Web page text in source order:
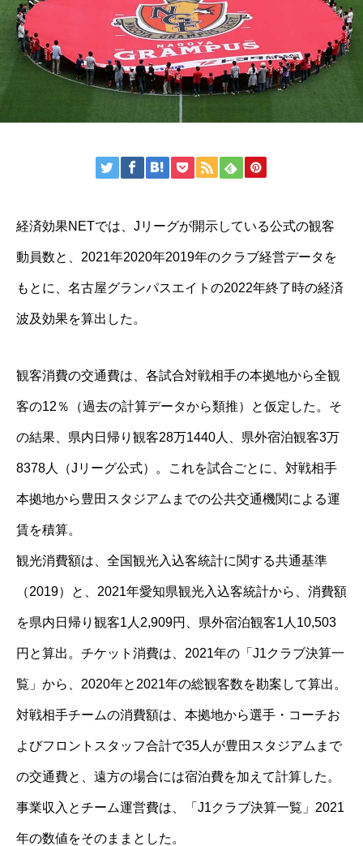
経済効果NETでは、Jリーグが開示している公式の観客
動員数と、2021年2020年2019年のクラブ経営データを
もとに、名古屋グランパスエイトの2022年終了時の経済
波及効果を算出した。
観客消費の交通費は、各試合対戦相手の本拠地から全観
客の12％（過去の計算データから類推）と仮定した。そ
の結果、県内日帰り観客28万1440人、県外宿泊観客3万
8378人（Jリーグ公式）。これを試合ごとに、対戦相手
本拠地から豊田スタジアムまでの公共交通機関による運
賃を積算。
観光消費額は、全国観光入込客統計に関する共通基準
（2019）と、2021年愛知県観光入込客統計から、消費額
を県内日帰り観客1人2,909円、県外宿泊観客1人10,503
円と算出。チケット消費は、2021年の「J1クラブ決算一
覧」から、2020年と2021年の総観客数を勘案して算出。
対戦相手チームの消費額は、本拠地から選手・コーチお
よびフロントスタッフ合計で35人が豊田スタジアムまで
の交通費と、遠方の場合には宿泊費を加えて計算した。
事業収入とチーム運営費は、「J1クラブ決算一覧」2021
年の数値をそのままとした。